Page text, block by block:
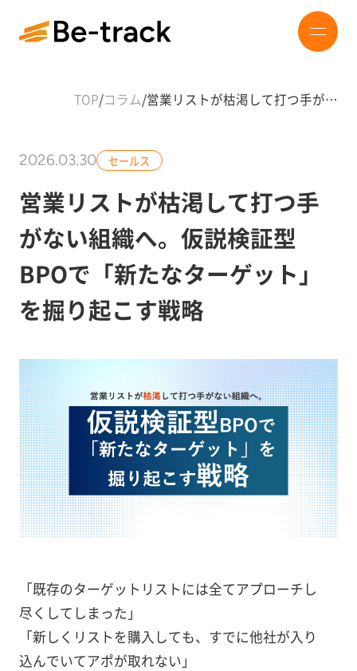
TOP/コラム/営業リストが枯渇して打つ手が…
2026.03.30 セールス
営業リストが枯渇して打つ手
がない組織へ。仮説検証型
BPOで「新たなターゲット」
を掘り起こす戦略
「既存のターゲットリストには全てアプローチし
尽くしてしまった」
「新しくリストを購入しても、すでに他社が入り
込んでいてアポが取れない」